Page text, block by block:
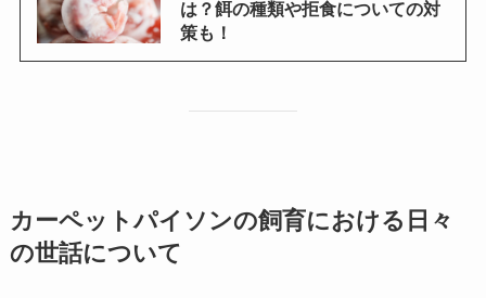
は？餌の種類や拒食についての対
策も！
カーペットパイソンの飼育における日々
の世話について